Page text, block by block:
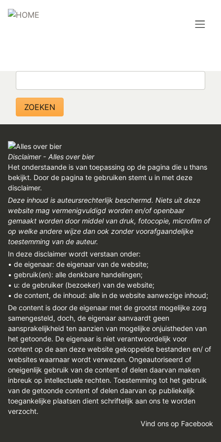
en
Topmenu
INLOGGEN
REGISTREREN
ADVERTEREN
MELDPUNT
PERS/PUBLICATIES
FACEBOOK
LINKS
AGENDA
CONTACT
Disclaimer - Alles over bier
Het onderstaande is van toepassing op de pagina die u thans
bekijkt. Door de pagina te gebruiken stemt u in met deze
disclaimer.
Deze inhoud is auteursrechterlijk beschermd. Niets uit deze
website mag vermenigvuldigd worden en/of openbaar
gemaakt worden door middel van druk, fotocopie, microfilm of
op welke andere wijze dan ook zonder voorafgaandelijke
toestemming van de auteur.
In deze disclaimer wordt verstaan onder:
• de eigenaar: de eigenaar van de website;
• gebruik(en): alle denkbare handelingen;
• u: de gebruiker (bezoeker) van de website;
• de content, de inhoud: alle in de website aanwezige inhoud;
De content is door de eigenaar met de grootst mogelijke zorg
samengesteld, doch, de eigenaar aanvaardt geen
aansprakelijkheid ten aanzien van mogelijke onjuistheden van
het getoonde. De eigenaar is niet verantwoordelijk voor
content op de aan deze website gekoppelde bestanden en/ of
websites waarnaar wordt verwezen. Ongeautoriseerd of
oneigenlijk gebruik van de content of delen daarvan maken
inbreuk op intellectuele rechten. Toestemming tot het gebruik
van de getoonde content of delen daarvan op publiekelijk
toegankelijke plaatsen dient schriftelijk aan ons te worden
verzocht.
Vind ons op Facebook